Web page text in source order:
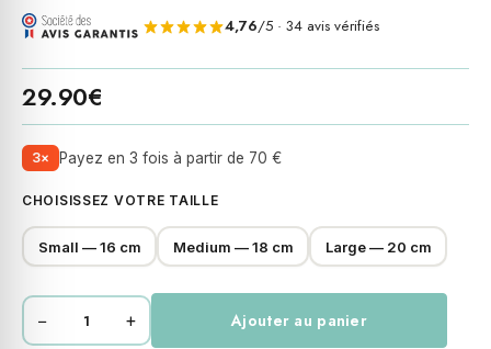
4,76/5 · 34 avis vérifiés
29.90€
3× Payez en 3 fois à partir de 70 €
CHOISISSEZ VOTRE TAILLE
Small — 16 cm Medium — 18 cm Large — 20 cm
quantité
− + Ajouter au panier